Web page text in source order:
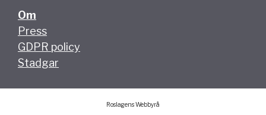
Om
Press
GDPR policy
Stadgar
Roslagens Webbyrå